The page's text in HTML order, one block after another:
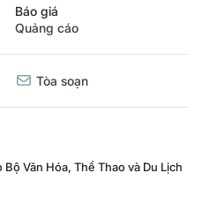
Báo giá
Quảng cáo
Tòa soạn
Văn Hóa, Thể Thao và Du Lịch